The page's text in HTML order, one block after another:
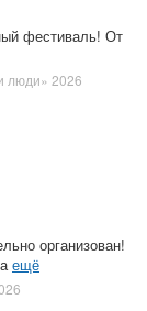
фестиваль! От
люди» 2026
организован!
ещё